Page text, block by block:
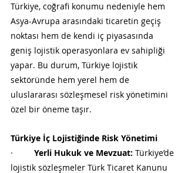
Türkiye, coğrafi konumu nedeniyle hem
Asya-Avrupa arasındaki ticaretin geçiş
noktası hem de kendi iç piyasasında
geniş lojistik operasyonlara ev sahipliği
yapar. Bu durum, Türkiye lojistik
sektöründe hem yerel hem de
uluslararası sözleşmesel risk yönetimini
özel bir öneme taşır.
Türkiye İç Lojistiğinde Risk Yönetimi
· Yerli Hukuk ve Mevzuat: Türkiye’de
lojistik sözleşmeler Türk Ticaret Kanunu